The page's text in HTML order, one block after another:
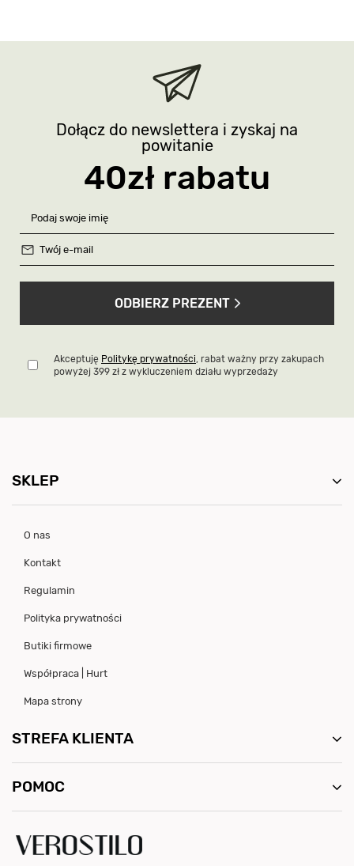
Dołącz do newslettera i zyskaj na
powitanie
40zł rabatu
ODBIERZ PREZENT
Akceptuję Politykę prywatności, rabat ważny przy zakupach
powyżej 399 zł z wykluczeniem działu wyprzedaży
SKLEP
O nas
Kontakt
Regulamin
Polityka prywatności
Butiki firmowe
Współpraca | Hurt
Mapa strony
STREFA KLIENTA
POMOC